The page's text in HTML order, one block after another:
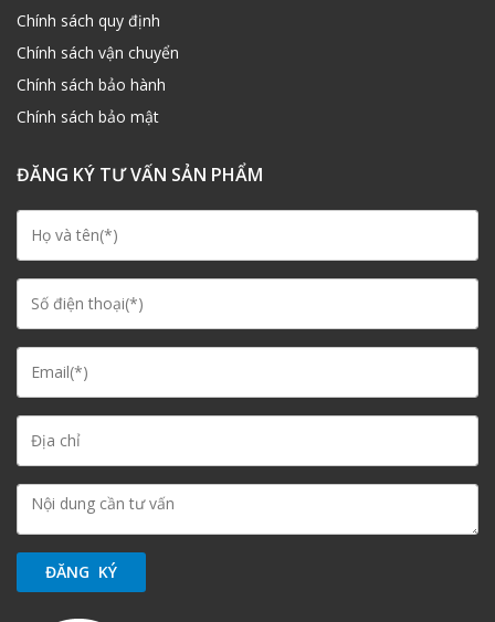
Chính sách quy định
Chính sách vận chuyển
Chính sách bảo hành
Chính sách bảo mật
ĐĂNG KÝ TƯ VẤN SẢN PHẨM